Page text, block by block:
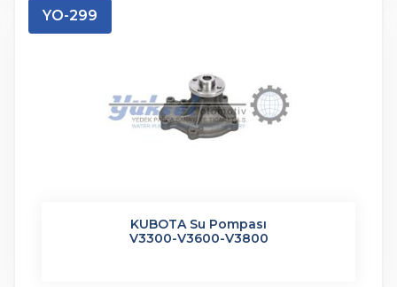
KUBOTA Su Pompası
V3300-V3600-V3800
YO-299